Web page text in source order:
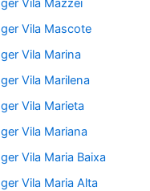
Vila Mazzei
Vila Mascote
Vila Marina
Vila Marilena
Vila Marieta
Vila Mariana
Vila Maria Baixa
Vila Maria Alta